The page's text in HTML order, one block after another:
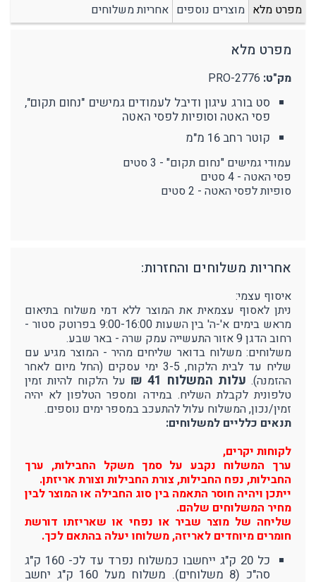
מפרט מלא מוצרים נוספים אחריות משלוחים
מפרט מלא
מק"ט: PRO-2776
סט בורג עיגון ודיבל לעמודים גמישים "נחום תקום",
פסי האטה וסופיות לפסי האטה
קוטר רחב 16 מ"מ
עמודי גמישים "נחום תקום" - 3 סטים
פסי האטה - 4 סטים
סופיות לפסי האטה - 2 סטים
אחריות משלוחים והחזרות:
איסוף עצמי:
ניתן לאסוף עצמאית את המוצר ללא דמי משלוח בתיאום
מראש בימים א'-ה' בין השעות 9:00-16:00 בפרוטק סטור -
רחוב הדגן 9 אזור התעשייה עמק שרה - באר שבע.
משלוחים: משלוח בדואר שליחים מהיר - המוצר מגיע עם
שליח עד לבית הלקוח, 3-5 ימי עסקים (החל מיום לאחר
ההזמנה). עלות המשלוח 41 ₪
על הלקוח להיות זמין
טלפונית לקבלת השליח. במידה ומספר הטלפון לא יהיה
זמין/נכון, המשלוח עלול להתעכב במספר ימים נוספים.
תנאים כלליים למשלוחים:
לקוחות יקרים,
ערך המשלוח נקבע על סמך משקל החבילות, ערך
החבילות, נפח החבילות, צורת החבילות וצורת אריזתן.
ייתכן ויהיה חוסר התאמה בין סוג החבילה או המוצר לבין
מחיר המשלוחים שלהם.
שליחה של מוצר שביר או נפחי או שאריזתו דורשת
חומרים מיוחדים לאריזה, משלוחו יעלה בהתאם לכך.
כל 20 ק"ג ייחשבו כמשלוח נפרד עד לכ- 160 ק"ג
סה"כ (8 משלוחים). משלוח מעל 160 ק"ג יחשב